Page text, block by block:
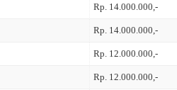
Rp. 14.000.000,-
Rp. 14.000.000,-
Rp. 12.000.000,-
Rp. 12.000.000,-